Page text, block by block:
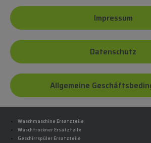
Impressum
Datenschutz
Allgemeine
Waschmaschine Ersatzteile
Waschtrockner Ersatzteile
Geschirrspüler Ersatzteile